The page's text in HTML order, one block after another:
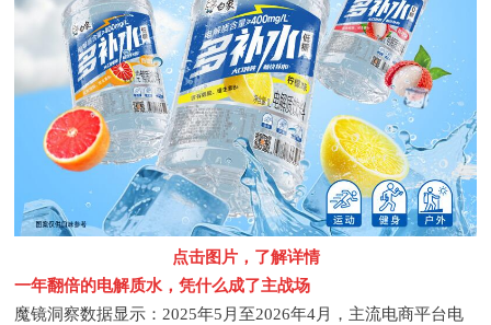
点击图片，了解详情
一年翻倍的电解质水，凭什么成了主战场
魔镜洞察数据显示：2025年5月至2026年4月，主流电商平台电